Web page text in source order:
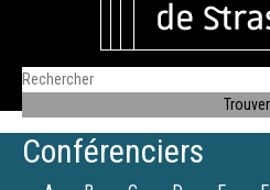
Conférenciers